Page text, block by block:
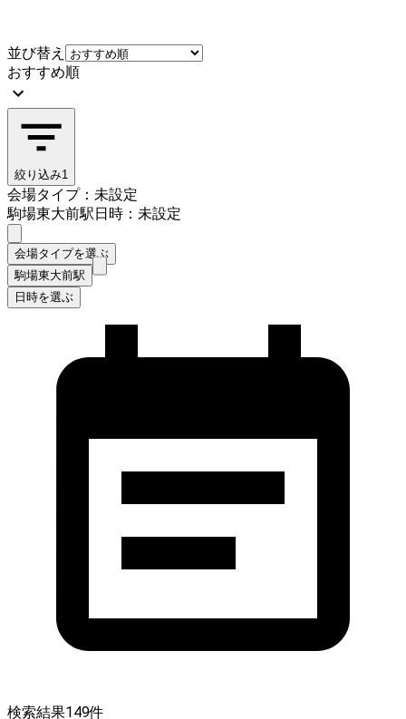
並び替え
おすすめ順
絞り込み1
会場タイプ：未設定
駒場東大前駅日時：未設定
会場タイプを選ぶ
駒場東大前駅
日時を選ぶ
検索結果149件